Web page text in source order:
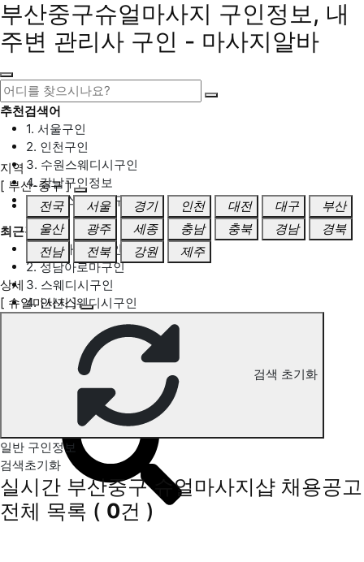
부산중구슈얼마사지 구인정보, 내
주변 관리사 구인 - 마사지알바
추천검색어
1. 서울구인
2. 인천구인
3. 수원스웨디시구인
4. 강남구인정보
5. 동탄스웨디시구인
최근검색어
1. 일산마사지구인
2. 성남아로마구인
3. 스웨디시구인
4. 안산스웨디시구인
부산중구 슈얼마사지 구인정보
지역
[ 부산-중구 ]
전국
서울 경기 인천 대전 대구
부산
울산
광주 세종 충남 충북 경남
경북
전남
전북 강원 제주
상세
[ 슈얼마사지 ]
검색 초기화
일반 구인정보
검색초기화
실시간 부산중구 슈얼마사지샵 채용공고
전체 목록 ( 0건 )